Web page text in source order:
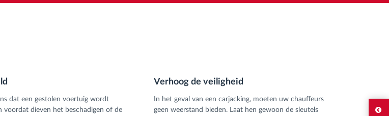
dat een gestolen voertuig wordt
voordat dieven het beschadigen of de
Verhoog de veiligheid
In het geval van een carjacking, moeten uw chauffeurs
geen weerstand bieden. Laat hen gewoon de sleutels